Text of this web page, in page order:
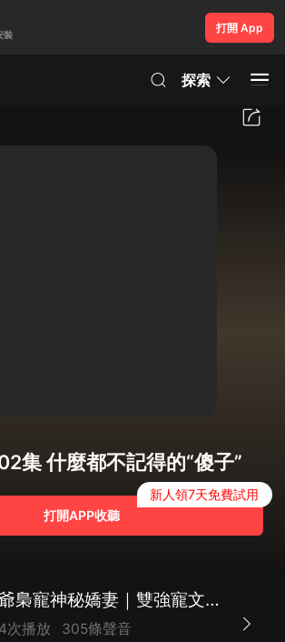
裝
打開 App
探索
集 什麼都不記得的“傻子”
打開APP收聽
新人領7天免費試用
權爺梟寵神秘嬌妻｜雙強寵文｜多人有聲劇
次播放 305條聲音